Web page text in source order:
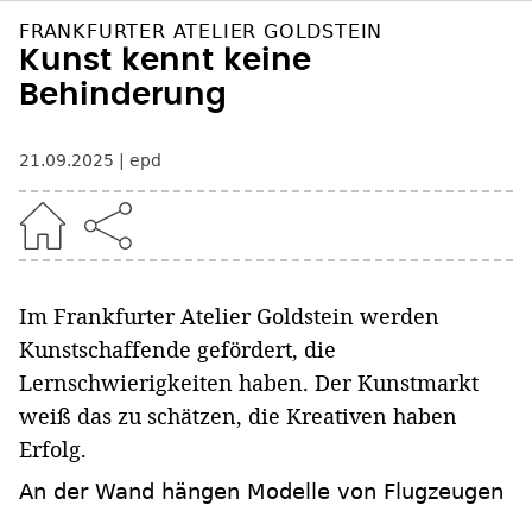
FRANKFURTER ATELIER GOLDSTEIN
Kunst kennt keine
Behinderung
21.09.2025 epd
Im Frankfurter Atelier Goldstein werden
Kunstschaffende gefördert, die
Lernschwierigkeiten haben. Der Kunstmarkt
weiß das zu schätzen, die Kreativen haben
Erfolg.
An der Wand hängen Modelle von Flugzeugen